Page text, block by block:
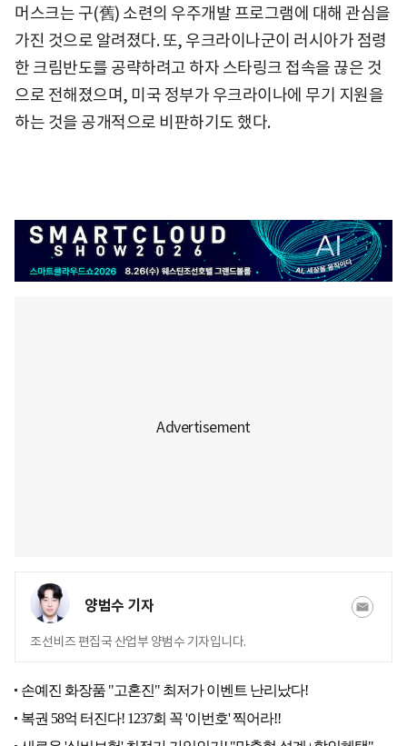
머스크는 구(舊) 소련의 우주개발 프로그램에 대해 관심을
가진 것으로 알려졌다. 또, 우크라이나군이 러시아가 점령
한 크림반도를 공략하려고 하자 스타링크 접속을 끊은 것
으로 전해졌으며, 미국 정부가 우크라이나에 무기 지원을
하는 것을 공개적으로 비판하기도 했다.
양범수 기자
조선비즈 편집국 산업부 양범수 기자입니다.